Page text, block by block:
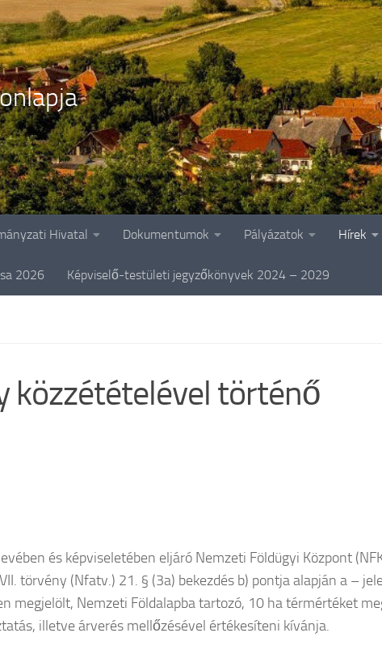
Hivatal Dokumentumok Pályázatok Hírek
2026 Képviselő-testületi jegyzőkönyvek 2024 – 2029
közzétételével történő
és képviseletében eljáró Nemzeti Földügyi Központ
törvény (Nfatv.) 21. § (3a) bekezdés b) pontja alapján a –
megjelölt, Nemzeti Földalapba tartozó, 10 ha térmértéket
illetve árverés mellőzésével értékesíteni kívánja.